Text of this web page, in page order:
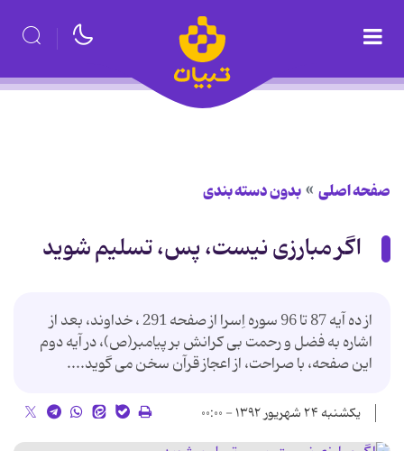
صفحه اصلی بدون دسته بندی
اگر مبارزی نیست، پس، تسلیم شوید
از ده آیه 87 تا 96 سوره اِسرا از صفحه 291 ، خداوند، بعد از
اشاره به فضل و رحمت بی كرانش بر پیامبر(ص)، در آیه دوم
این صفحه، با صراحت، از اعجاز قرآن سخن می گوید....
یکشنبه ۲۴ شهریور ۱۳۹۲ - ۰۰:۰۰